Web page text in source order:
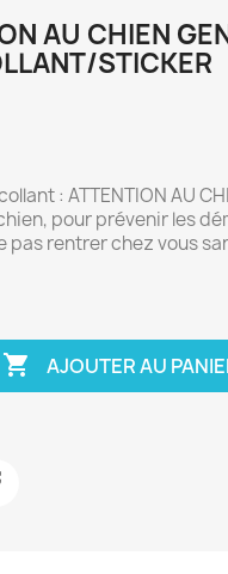
AU CHIEN
STICKER
: ATTENTION AU
pour prévenir les
pas rentrer chez vous
 AJOUTER AU